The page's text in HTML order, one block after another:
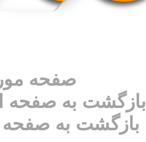
صفحه
بازگشت به
بازگشت به